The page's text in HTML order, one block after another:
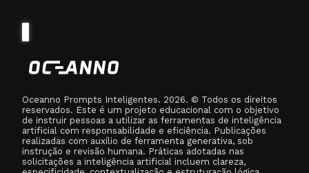
Oceanno Prompts Inteligentes. 2026. © Todos os direitos
reservados. Este é um projeto educacional com o objetivo
de instruir pessoas a utilizar as ferramentas de inteligência
artificial com responsabilidade e eficiência. Publicações
realizadas com auxílio de ferramenta generativa, sob
instrução e revisão humana. Práticas adotadas nas
solicitações a inteligência artificial incluem clareza,